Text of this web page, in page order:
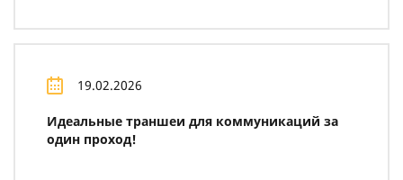
19.02.2026
Идеальные траншеи для коммуникаций за
один проход!